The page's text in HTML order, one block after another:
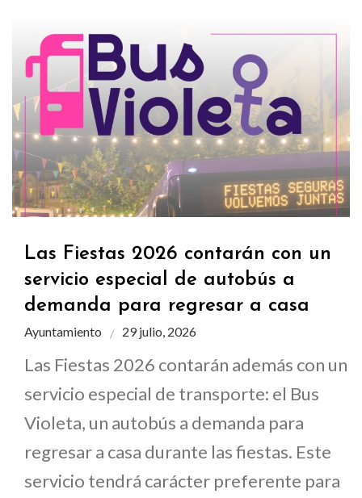
Las Fiestas 2026 contarán con un
servicio especial de autobús a
demanda para regresar a casa
Ayuntamiento 29 julio, 2026
Las Fiestas 2026 contarán además con un
servicio especial de transporte: el Bus
Violeta, un autobús a demanda para
regresar a casa durante las fiestas. Este
servicio tendrá carácter preferente para